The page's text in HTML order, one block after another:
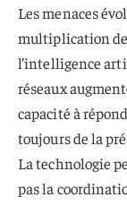
Les menaces
multiplication
l’intelligence
réseaux
capacité à
toujours de la
La technologie
pas la